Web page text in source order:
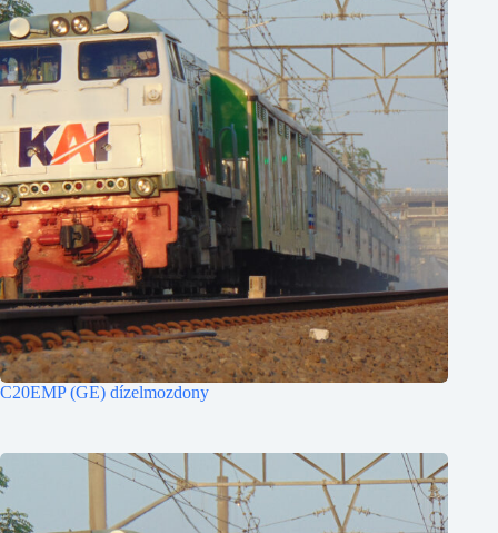
C20EMP (GE) dízelmozdony